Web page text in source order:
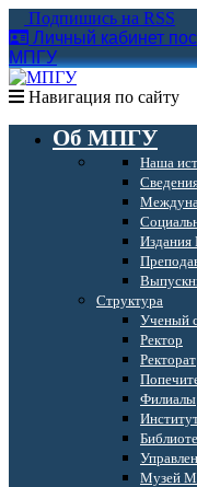
Подпишись на RSS
Личный кабинет
МПГУ
Навигация по сайту
Об МПГУ
Наша
Структура
Ученый
Ректор
Ректорат
Филиалы
Музей